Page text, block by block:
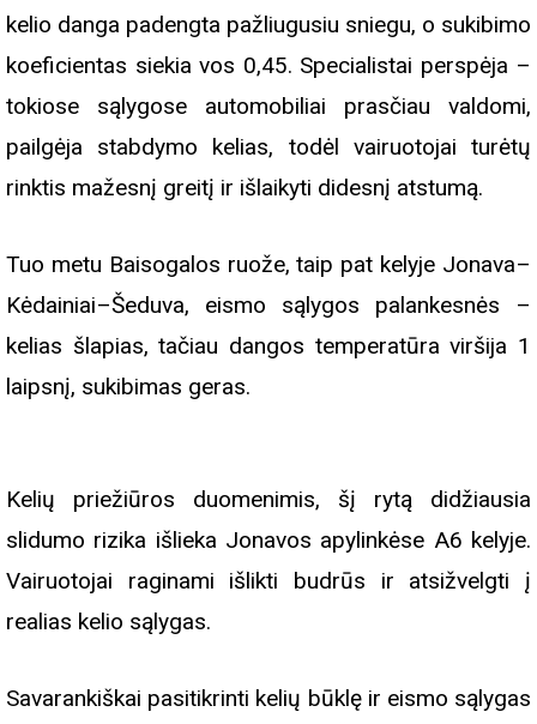
kelio danga padengta pažliugusiu sniegu, o sukibimo
koeficientas siekia vos 0,45. Specialistai perspėja –
tokiose sąlygose automobiliai prasčiau valdomi,
pailgėja stabdymo kelias, todėl vairuotojai turėtų
rinktis mažesnį greitį ir išlaikyti didesnį atstumą.
Tuo metu Baisogalos ruože, taip pat kelyje Jonava–
Kėdainiai–Šeduva, eismo sąlygos palankesnės –
kelias šlapias, tačiau dangos temperatūra viršija 1
laipsnį, sukibimas geras.
Kelių priežiūros duomenimis, šį rytą didžiausia
slidumo rizika išlieka Jonavos apylinkėse A6 kelyje.
Vairuotojai raginami išlikti budrūs ir atsižvelgti į
realias kelio sąlygas.
Savarankiškai pasitikrinti kelių būklę ir eismo sąlygas